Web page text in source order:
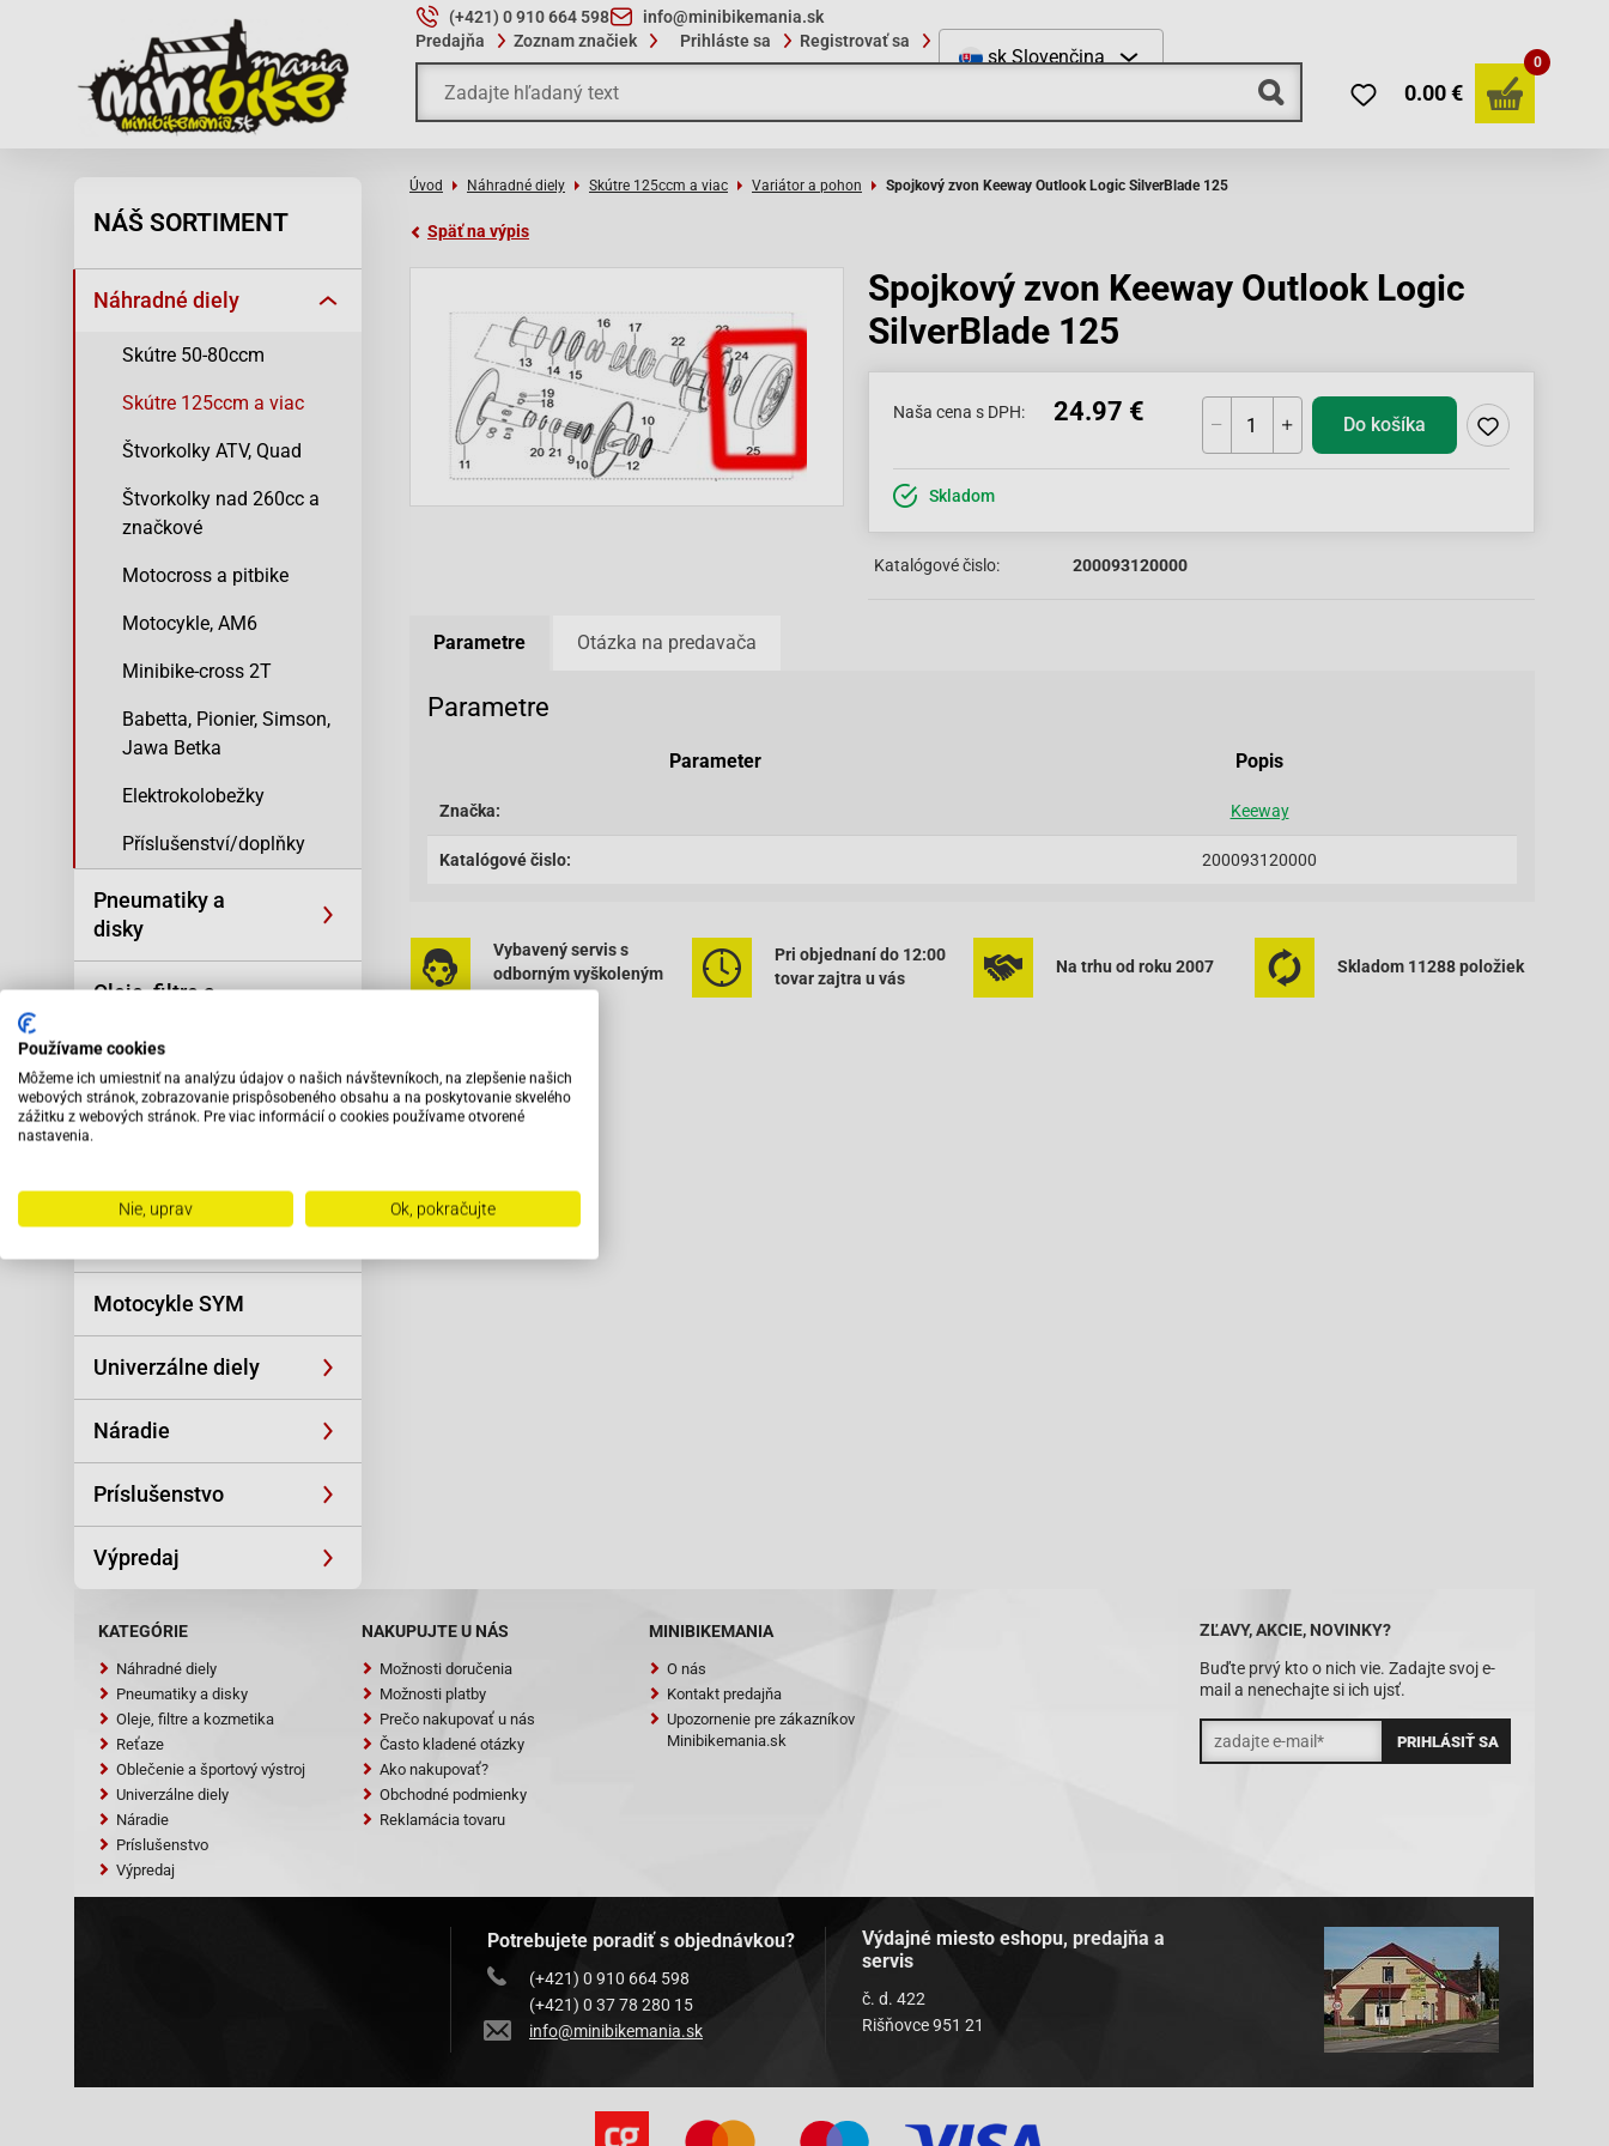
(+421) 0 910 664 598
info@minibikemania.sk
Predajňa
Zoznam značiek Prihláste sa Registrovať sa
sk Slovenčina
0.00 €
0
NÁŠ SORTIMENT
Náhradné diely
Skútre 50-80ccm
Skútre 125ccm a viac
Štvorkolky ATV, Quad
Štvorkolky nad 260cc a
značkové
Motocross a pitbike
Motocykle, AM6
Minibike-cross 2T
Babetta, Pionier, Simson,
Jawa Betka
Elektrokolobežky
Příslušenství/doplňky
Pneumatiky a
disky
Oleje, filtre a
Reťaze
Motocykle SYM
Univerzálne diely
Náradie
Príslušenstvo
Výpredaj
Úvod Náhradné diely Skútre 125ccm a viac Variátor a pohon Spojkový zvon Keeway Outlook Logic SilverBlade 125
Späť na výpis
Spojkový zvon Keeway Outlook Logic
SilverBlade 125
Naša cena s DPH: 24.97 € Do košíka
Skladom
Katalógové čislo: 200093120000
Parametre Otázka na predavača
Parametre
Parameter Popis
Značka: Keeway
Katalógové čislo: 200093120000
Vybavený servis s
odborným vyškoleným
Pri objednaní do 12:00
tovar zajtra u vás
Na trhu od roku 2007 Skladom 11288 položiek
ZĽAVY, AKCIE, NOVINKY?
Buďte prvý kto o nich vie. Zadajte svoj e-
mail a nenechajte si ich ujsť.
KATEGÓRIE
Náhradné diely
Pneumatiky a disky
Oleje, filtre a kozmetika
Reťaze
Oblečenie a športový výstroj
Univerzálne diely
Náradie
Príslušenstvo
Výpredaj
NAKUPUJTE U NÁS
Možnosti doručenia
Možnosti platby
Prečo nakupovať u nás
Často kladené otázky
Ako nakupovať?
Obchodné podmienky
Reklamácia tovaru
MINIBIKEMANIA
O nás
Kontakt predajňa
Upozornenie pre zákazníkov
Minibikemania.sk
Potrebujete poradiť s objednávkou?
(+421) 0 910 664 598
(+421) 0 37 78 280 15
info@minibikemania.sk
Výdajné miesto eshopu, predajňa a
servis
č. d. 422
Rišňovce 951 21
Používame cookies
Môžeme ich umiestniť na analýzu údajov o našich návštevníkoch, na zlepšenie našich
webových stránok, zobrazovanie prispôsobeného obsahu a na poskytovanie skvelého
zážitku z webových stránok. Pre viac informácií o cookies používame otvorené
nastavenia.
Nie, uprav Ok, pokračujte